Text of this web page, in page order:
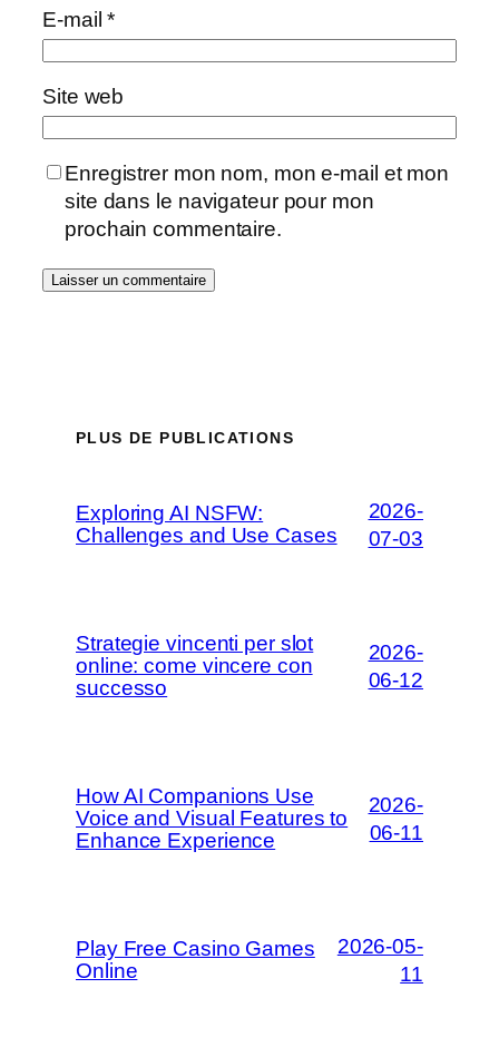
E-mail*
Site web
Enregistrer mon nom, mon e-mail et mon
site dans le navigateur pour mon
prochain commentaire.
PLUS DE PUBLICATIONS
Exploring AI NSFW:
Challenges and Use Cases
2026-
07-03
Strategie vincenti per slot
online: come vincere con
successo
2026-
06-12
How AI Companions Use
Voice and Visual Features to
Enhance Experience
2026-
06-11
Play Free Casino Games
Online
2026-05-
11